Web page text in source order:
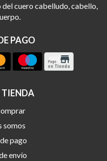
cuero cabelludo, cabello,
PAGO
TIENDA
somos
pago
envío